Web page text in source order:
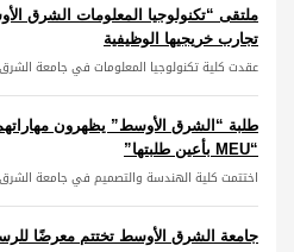
ملتقى “تكنولوجيا المعلومات الشرق
تجارب خريجيها الوظيفية
عقدت كلية تكنولوجيا المعلومات في جامعة
طلبة “الشرق الأوسط” يظهرون
“MEU بأعين طلبتها”
اختتمت كلية الهندسة والتصميم في جامعة الشرق
جامعة الشرق الأوسط تختتم معرضًا